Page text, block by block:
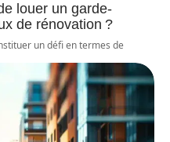
louer un garde-
de rénovation ?
un défi en termes de